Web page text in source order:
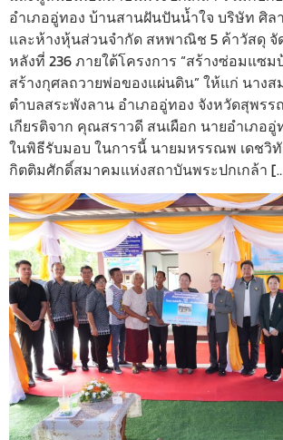
อำเภออู่ทอง บ้านสานฝันปันน้ำใจ บริษัท ศิล
และห้างหุ้นส่วนจำกัด สหพาณิช 5 ค้าวัสดุ
หลังที่ 236 ภายใต้โครงการ “สร้างซ่อมแซ
สร้างกุศลถวายพ่อของแผ่นดิน” ให้แก่ นาง
ตำบลสระพังลาน อำเภออู่ทอง จังหวัดสุพร
เกียรติจาก คุณสราวดี สนเผือก นายอำเภออู่
ในพิธีรับมอบ ในการนี้ นายมหรรณพ เดชวิ
กิตติมศักดิ์สมาคมแห่งสถาบันพระปกเกล้า